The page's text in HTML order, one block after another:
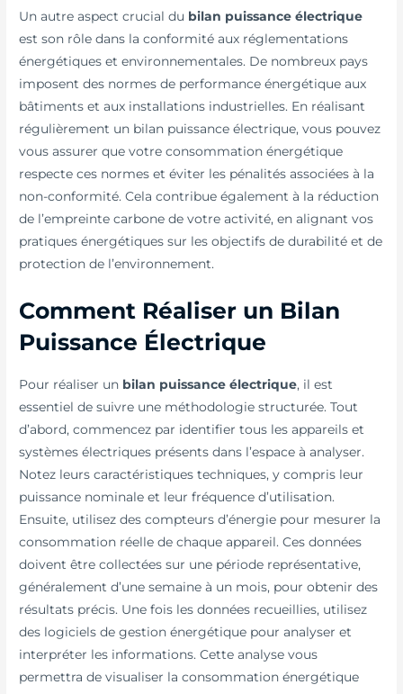
Un autre aspect crucial du bilan puissance électrique
est son rôle dans la conformité aux réglementations
énergétiques et environnementales. De nombreux pays
imposent des normes de performance énergétique aux
bâtiments et aux installations industrielles. En réalisant
régulièrement un bilan puissance électrique, vous pouvez
vous assurer que votre consommation énergétique
respecte ces normes et éviter les pénalités associées à la
non-conformité. Cela contribue également à la réduction
de l’empreinte carbone de votre activité, en alignant vos
pratiques énergétiques sur les objectifs de durabilité et de
protection de l’environnement.
Comment Réaliser un Bilan
Puissance Électrique
Pour réaliser un bilan puissance électrique, il est
essentiel de suivre une méthodologie structurée. Tout
d’abord, commencez par identifier tous les appareils et
systèmes électriques présents dans l’espace à analyser.
Notez leurs caractéristiques techniques, y compris leur
puissance nominale et leur fréquence d’utilisation.
Ensuite, utilisez des compteurs d’énergie pour mesurer la
consommation réelle de chaque appareil. Ces données
doivent être collectées sur une période représentative,
généralement d’une semaine à un mois, pour obtenir des
résultats précis. Une fois les données recueillies, utilisez
des logiciels de gestion énergétique pour analyser et
interpréter les informations. Cette analyse vous
permettra de visualiser la consommation énergétique